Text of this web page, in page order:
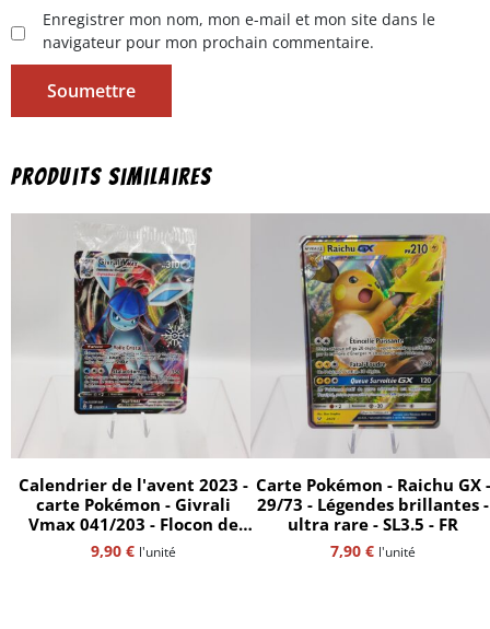
Enregistrer mon nom, mon e-mail et mon site dans le
navigateur pour mon prochain commentaire.
Produits similaires
Calendrier de l'avent 2023 -
carte Pokémon - Givrali
Vmax 041/203 - Flocon de
neige
9,90 € l'unité
Carte Pokémon - Raichu GX -
29/73 - Légendes brillantes -
ultra rare - SL3.5 - FR
7,90 € l'unité